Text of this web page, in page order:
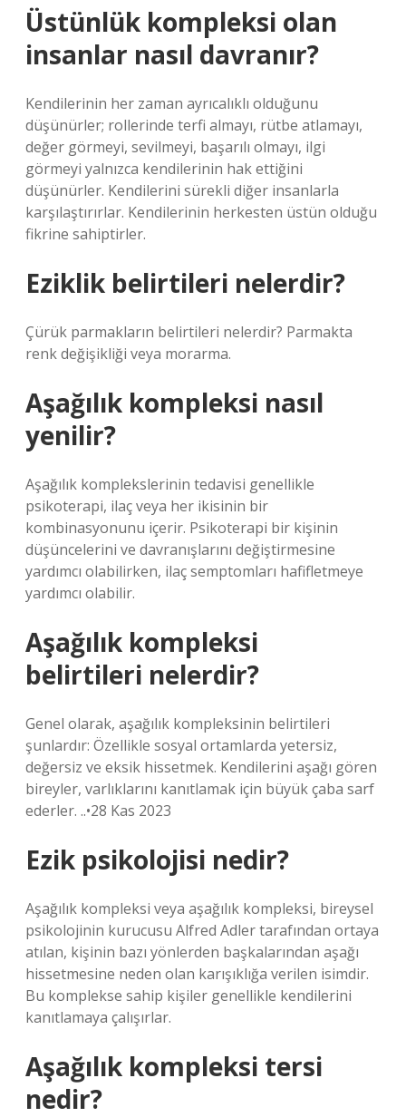
Üstünlük kompleksi olan
insanlar nasıl davranır?
Kendilerinin her zaman ayrıcalıklı olduğunu
düşünürler; rollerinde terfi almayı, rütbe atlamayı,
değer görmeyi, sevilmeyi, başarılı olmayı, ilgi
görmeyi yalnızca kendilerinin hak ettiğini
düşünürler. Kendilerini sürekli diğer insanlarla
karşılaştırırlar. Kendilerinin herkesten üstün olduğu
fikrine sahiptirler.
Eziklik belirtileri nelerdir?
Çürük parmakların belirtileri nelerdir? Parmakta
renk değişikliği veya morarma.
Aşağılık kompleksi nasıl
yenilir?
Aşağılık komplekslerinin tedavisi genellikle
psikoterapi, ilaç veya her ikisinin bir
kombinasyonunu içerir. Psikoterapi bir kişinin
düşüncelerini ve davranışlarını değiştirmesine
yardımcı olabilirken, ilaç semptomları hafifletmeye
yardımcı olabilir.
Aşağılık kompleksi
belirtileri nelerdir?
Genel olarak, aşağılık kompleksinin belirtileri
şunlardır: Özellikle sosyal ortamlarda yetersiz,
değersiz ve eksik hissetmek. Kendilerini aşağı gören
bireyler, varlıklarını kanıtlamak için büyük çaba sarf
ederler. ..•28 Kas 2023
Ezik psikolojisi nedir?
Aşağılık kompleksi veya aşağılık kompleksi, bireysel
psikolojinin kurucusu Alfred Adler tarafından ortaya
atılan, kişinin bazı yönlerden başkalarından aşağı
hissetmesine neden olan karışıklığa verilen isimdir.
Bu komplekse sahip kişiler genellikle kendilerini
kanıtlamaya çalışırlar.
Aşağılık kompleksi tersi
nedir?